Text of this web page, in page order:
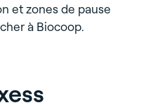
et zones de pause
à Biocoop.